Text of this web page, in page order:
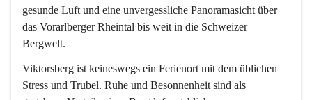
gesunde Luft und eine unvergessliche Panoramasicht über
das Vorarlberger Rheintal bis weit in die Schweizer
Bergwelt.
Viktorsberg ist keineswegs ein Ferienort mit dem üblichen
Stress und Trubel. Ruhe und Besonnenheit sind als